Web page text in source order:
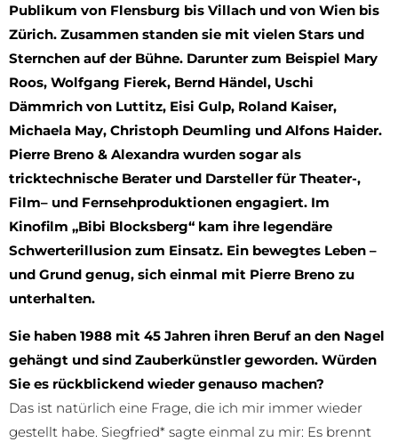
Publikum von Flensburg bis Villach und von Wien bis
Zürich. Zusammen standen sie mit vielen Stars und
Sternchen auf der Bühne. Darunter zum Beispiel Mary
Roos, Wolfgang Fierek, Bernd Händel, Uschi
Dämmrich von Luttitz, Eisi Gulp, Roland Kaiser,
Michaela May, Christoph Deumling und Alfons Haider.
Pierre Breno & Alexandra wurden sogar als
tricktechnische Berater und Darsteller für Theater-,
Film– und Fernsehproduktionen engagiert. Im
Kinofilm „Bibi Blocksberg“ kam ihre legendäre
Schwerterillusion zum Einsatz. Ein bewegtes Leben –
und Grund genug, sich einmal mit Pierre Breno zu
unterhalten.
Sie haben 1988 mit 45 Jahren ihren Beruf an den Nagel
gehängt und sind Zauberkünstler geworden. Würden
Sie es rückblickend wieder genauso machen?
Das ist natürlich eine Frage, die ich mir immer wieder
gestellt habe. Siegfried* sagte einmal zu mir: Es brennt